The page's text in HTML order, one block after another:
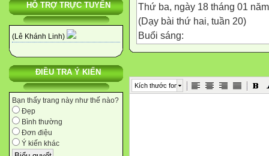
HỖ TRỢ TRỰC TUYẾN
(Lê Khánh Linh)
ĐIỀU TRA Ý KIẾN
Bạn thấy trang này như thế nào?
Đẹp
Bình thường
Đơn điệu
Ý kiến khác
Thứ ba, ngày 18 tháng 01
(Dạy bài thứ hai, tuần 20)
Buổi sáng:
CHÀO CỜ ĐẦU TUẦN
(Do nhà trường tổ chức)
Kích thước font